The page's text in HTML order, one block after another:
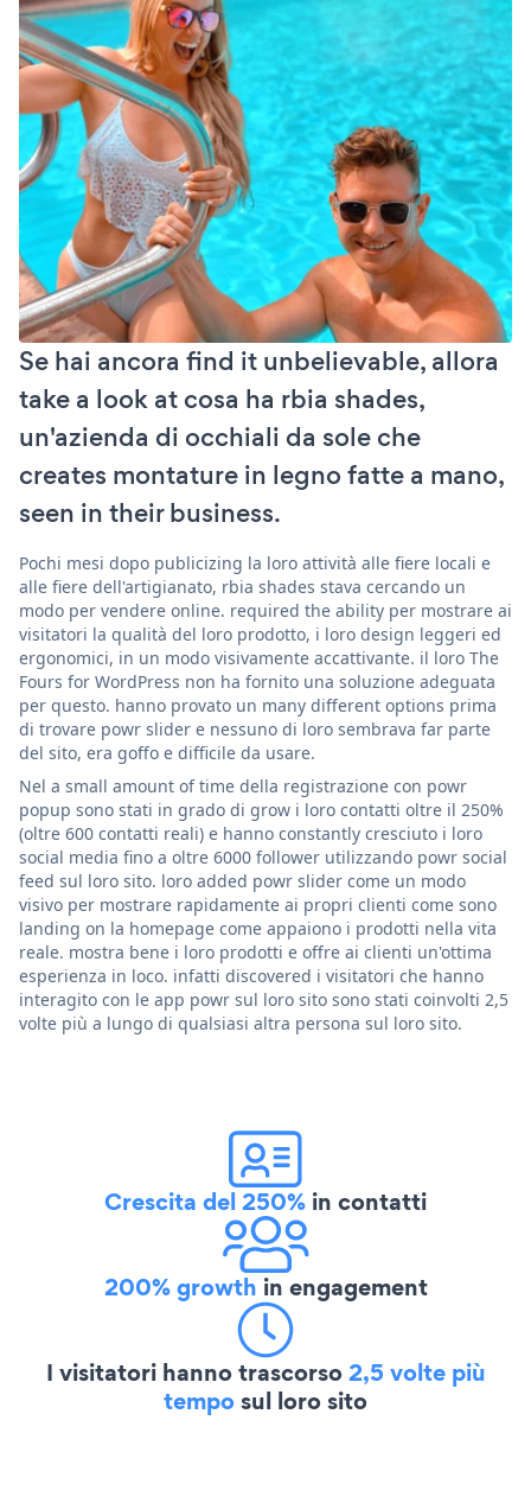
Se hai ancora find it unbelievable, allora
take a look at cosa ha rbia shades,
un'azienda di occhiali da sole che
creates montature in legno fatte a mano,
seen in their business.
Pochi mesi dopo publicizing la loro attività alle fiere locali e
alle fiere dell'artigianato, rbia shades stava cercando un
modo per vendere online. required the ability per mostrare ai
visitatori la qualità del loro prodotto, i loro design leggeri ed
ergonomici, in un modo visivamente accattivante. il loro The
Fours for WordPress non ha fornito una soluzione adeguata
per questo. hanno provato un many different options prima
di trovare powr slider e nessuno di loro sembrava far parte
del sito, era goffo e difficile da usare.
Nel a small amount of time della registrazione con powr
popup sono stati in grado di grow i loro contatti oltre il 250%
(oltre 600 contatti reali) e hanno constantly cresciuto i loro
social media fino a oltre 6000 follower utilizzando powr social
feed sul loro sito. loro added powr slider come un modo
visivo per mostrare rapidamente ai propri clienti come sono
landing on la homepage come appaiono i prodotti nella vita
reale. mostra bene i loro prodotti e offre ai clienti un'ottima
esperienza in loco. infatti discovered i visitatori che hanno
interagito con le app powr sul loro sito sono stati coinvolti 2,5
volte più a lungo di qualsiasi altra persona sul loro sito.
Crescita del 250% in contatti
200% growth in engagement
I visitatori hanno trascorso2,5 volte più
temposul loro sito